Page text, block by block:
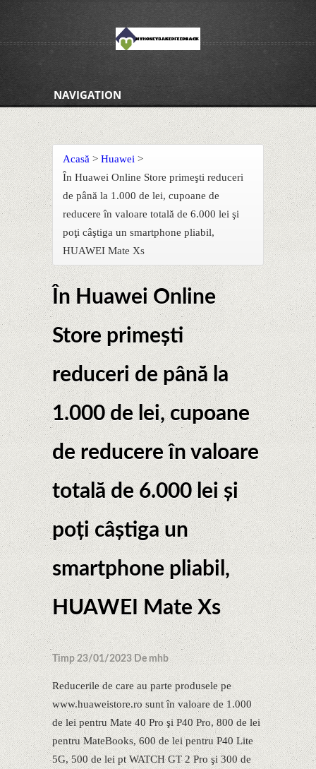
NAVIGATION
Acasă > Huawei >
În Huawei Online Store primeşti reduceri
de până la 1.000 de lei, cupoane de
reducere în valoare totală de 6.000 lei şi
poţi câştiga un smartphone pliabil,
HUAWEI Mate Xs
În Huawei Online
Store primeşti
reduceri de până la
1.000 de lei, cupoane
de reducere în valoare
totală de 6.000 lei şi
poţi câştiga un
smartphone pliabil,
HUAWEI Mate Xs
Timp 23/01/2023 De mhb
Reducerile de care au parte produsele pe
www.huaweistore.ro sunt în valoare de 1.000
de lei pentru Mate 40 Pro şi P40 Pro, 800 de lei
pentru MateBooks, 600 de lei pentru P40 Lite
5G, 500 de lei pt WATCH GT 2 Pro şi 300 de